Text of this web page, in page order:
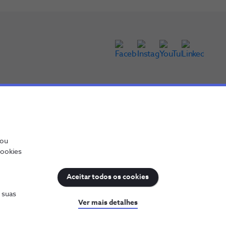
Aceitar todos os cookies
Ver mais detalhes